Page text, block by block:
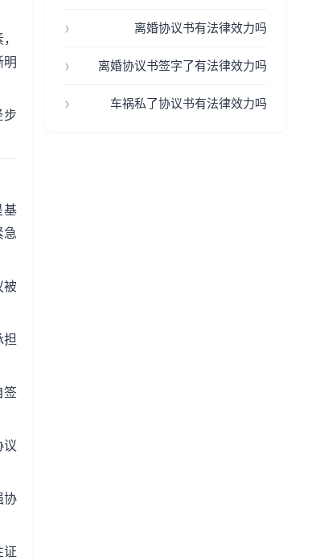
步
基
急
被
签
议
协
证
离婚协议书有法律效力吗
离婚协议书签字了有法律效力吗
车祸私了协议书有法律效力吗